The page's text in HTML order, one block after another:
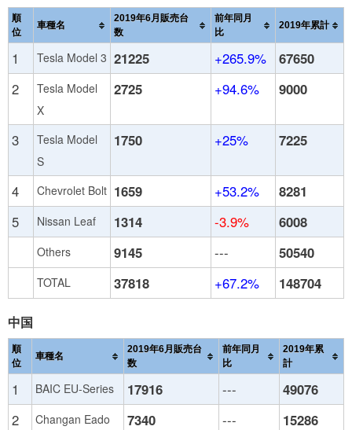
順
位
車種名
2019年6月販売台
数
前年同月
比
2019年累計
1 Tesla Model 3 21225 +265.9%
67650
2
Tesla Model
X
2725 +94.6% 9000
3
Tesla Model
S
1750 +25% 7225
4 Chevrolet Bolt 1659 +53.2%
8281
5
Nissan Leaf 1314 -3.9% 6008
Others 9145 --- 50540
TOTAL 37818 +67.2% 148704
中国
順
位
車種名
2019年6月販売台
数
前年同月
比
2019年累
計
1 BAIC EU-Series 17916 ---
49076
2
Changan Eado
7340 --- 15286